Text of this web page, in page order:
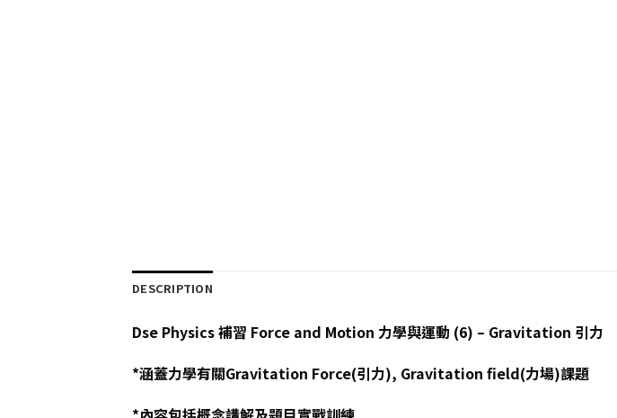
DESCRIPTION
Dse Physics 補習 Force and Motion 力學與運動 (6) – Gravitation 引力
*涵蓋力學有關Gravitation Force(引力), Gravitation field(力場)課題